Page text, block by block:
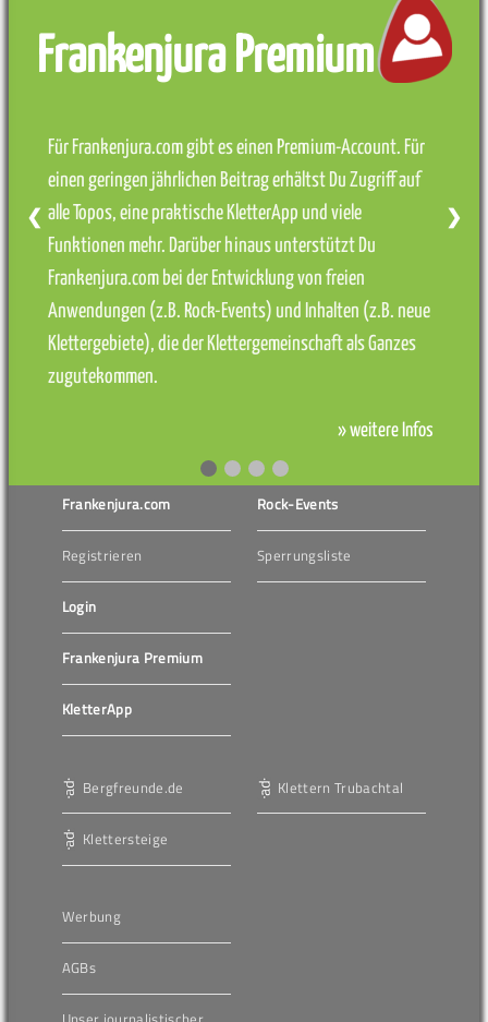
Frankenjura Premium
Für Frankenjura.com gibt es einen Premium-Account. Für
einen geringen jährlichen Beitrag erhältst Du Zugriff auf
alle Topos, eine praktische KletterApp und viele
Funktionen mehr. Darüber hinaus unterstützt Du
Frankenjura.com bei der Entwicklung von freien
Anwendungen (z.B. Rock-Events) und Inhalten (z.B. neue
Klettergebiete), die der Klettergemeinschaft als Ganzes
zugutekommen.
» weitere Infos
❮ ❯
Frankenjura.com
Registrieren
Login
Frankenjura Premium
KletterApp
Rock-Events
Sperrungsliste
Bergfreunde.de
Klettersteige
Klettern Trubachtal
Werbung
AGBs